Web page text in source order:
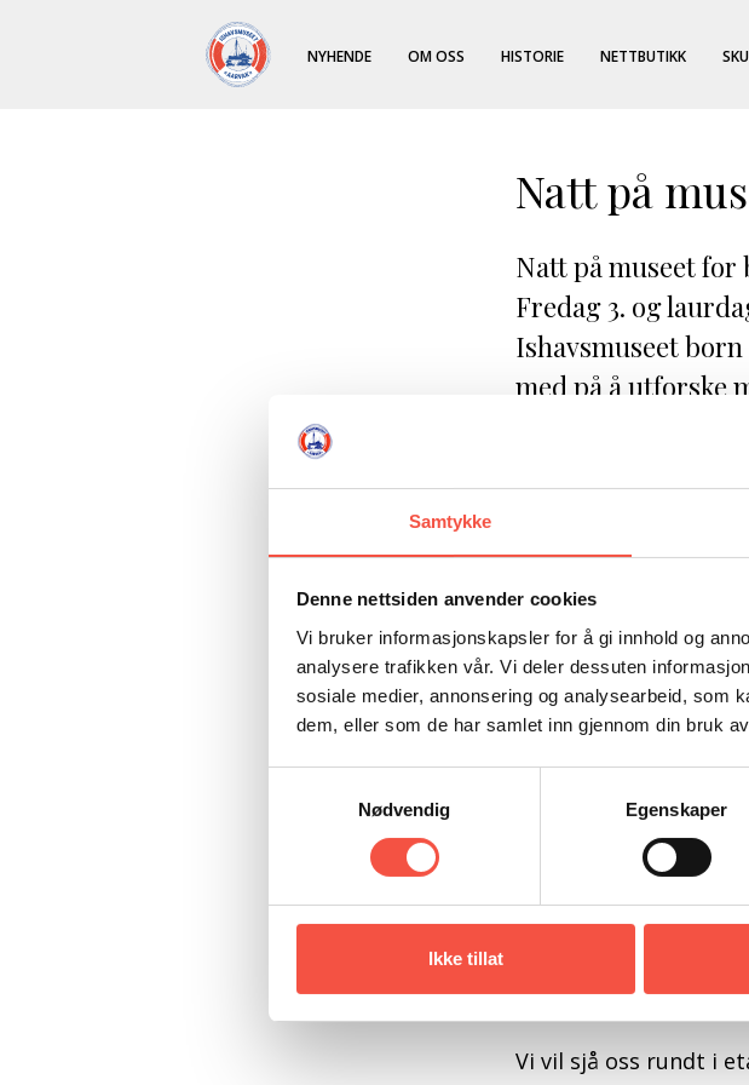
Samtykke
Denne nettsiden anvender cookies
Vi bruker informasjonskapsler for å gi innhold og
analysere trafikken vår. Vi deler dessuten
sosiale medier, annonsering og analysearbeid, som
dem, eller som de har samlet inn gjennom din bruk
Nødvendig
Egenskaper
Ikke tillat
NYHENDE OM OSS HISTORIE NETTBUTIKK
Natt på
Natt på museet for
Fredag 3. og
Ishavsmuseet
med på å utforske
Vi vil sjå oss rundt i